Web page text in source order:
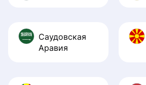
Саудовская
Аравия